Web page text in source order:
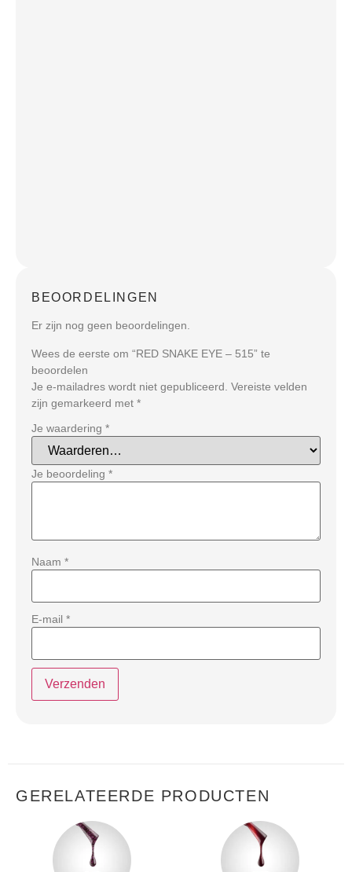
BEOORDELINGEN
Er zijn nog geen beoordelingen.
Wees de eerste om “RED SNAKE EYE – 515” te
beoordelen
Je e-mailadres wordt niet gepubliceerd. Vereiste velden
zijn gemarkeerd met *
Je waardering *
Je beoordeling *
Naam *
E-mail *
GERELATEERDE PRODUCTEN